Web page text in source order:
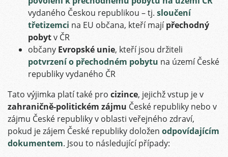
vydaného Českou republikou – tj. sloučení
třetizemci na EU občana, kteří majípřechodný
pobytv ČR
občany Evropské unie, kteří jsou držiteli
potvrzení o přechodném pobytu na území České
republiky vydaného ČR
Tato výjimka platí také pro cizince, jejichž vstup je v
zahraničně-politickém zájmu České republiky nebo v
zájmu České republiky v oblasti veřejného zdraví,
pokud je zájem České republiky doložen odpovídajícím
dokumentem. Jsou to následující případy: